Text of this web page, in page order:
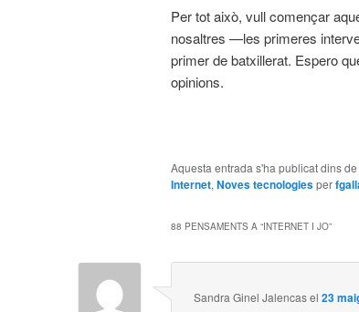
Per tot això, vull començar
nosaltres —les primeres
primer de batxillerat. Espero
opinions.
Aquesta entrada s'ha publicat dins de
Internet, Noves tecnologiesper
88 PENSAMENTS A “INTERNET I JO”
Sandra Ginel Jalencasel23